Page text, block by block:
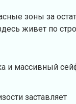
зоны за
живет по
и массивный
заставляет